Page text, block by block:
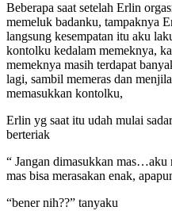
Beberapa saat setelah Erlin
memeluk badanku, tampaknya
langsung kesempatan itu aku
kontolku kedalam memeknya,
memeknya masih terdapat
lagi, sambil memeras dan
memasukkan kontolku,
Erlin yg saat itu udah mulai
berteriak
“ Jangan dimasukkan
mas bisa merasakan enak,
“bener nih??” tanyaku